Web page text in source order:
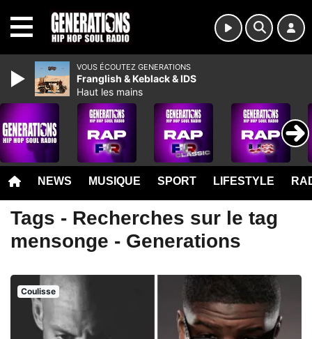
NEWS MUSIQUE SPORT LIFESTYLE
Tags - Recherches sur le tag
mensonge - Generations
Coulisse
VOUS ÉCOUTEZ GENERATIONS
Franglish & Keblack & IDS
Haut les mains